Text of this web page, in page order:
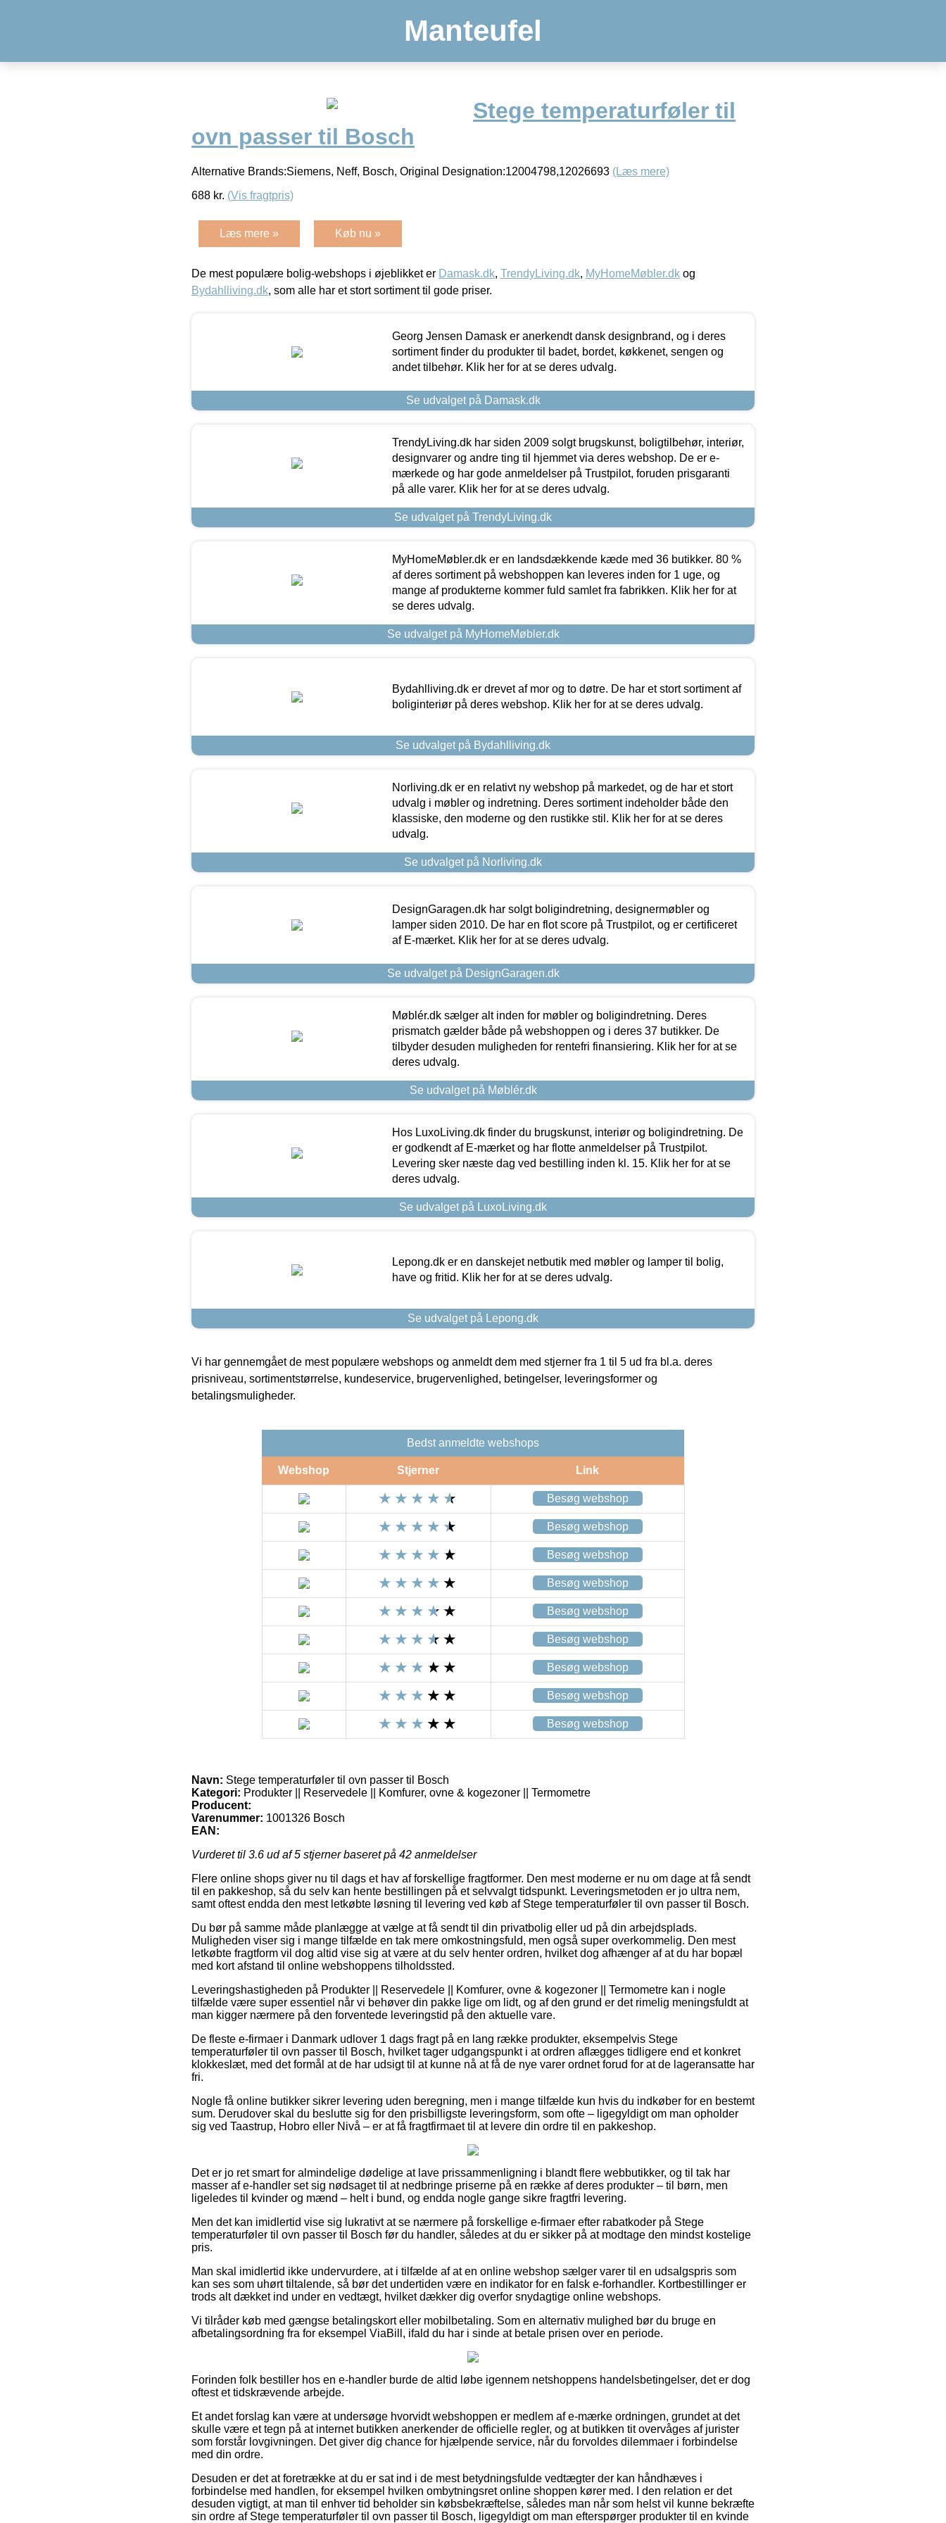
Manteufel
Stege temperaturføler til
ovn passer til Bosch
Alternative Brands:Siemens, Neff, Bosch, Original Designation:12004798,12026693 (Læs mere)
688 kr. (Vis fragtpris)
Læs mere » Køb nu »
De mest populære bolig-webshops i øjeblikket er Damask.dk, TrendyLiving.dk, MyHomeMøbler.dk og
Bydahlliving.dk, som alle har et stort sortiment til gode priser.
Georg Jensen Damask er anerkendt dansk designbrand, og i deres
sortiment finder du produkter til badet, bordet, køkkenet, sengen og
andet tilbehør. Klik her for at se deres udvalg.
Se udvalget på Damask.dk
TrendyLiving.dk har siden 2009 solgt brugskunst, boligtilbehør, interiør,
designvarer og andre ting til hjemmet via deres webshop. De er e-
mærkede og har gode anmeldelser på Trustpilot, foruden prisgaranti
på alle varer. Klik her for at se deres udvalg.
Se udvalget på TrendyLiving.dk
MyHomeMøbler.dk er en landsdækkende kæde med 36 butikker. 80 %
af deres sortiment på webshoppen kan leveres inden for 1 uge, og
mange af produkterne kommer fuld samlet fra fabrikken. Klik her for at
se deres udvalg.
Se udvalget på MyHomeMøbler.dk
Bydahlliving.dk er drevet af mor og to døtre. De har et stort sortiment af
boliginteriør på deres webshop. Klik her for at se deres udvalg.
Se udvalget på Bydahlliving.dk
Norliving.dk er en relativt ny webshop på markedet, og de har et stort
udvalg i møbler og indretning. Deres sortiment indeholder både den
klassiske, den moderne og den rustikke stil. Klik her for at se deres
udvalg.
Se udvalget på Norliving.dk
DesignGaragen.dk har solgt boligindretning, designermøbler og
lamper siden 2010. De har en flot score på Trustpilot, og er certificeret
af E-mærket. Klik her for at se deres udvalg.
Se udvalget på DesignGaragen.dk
Møblér.dk sælger alt inden for møbler og boligindretning. Deres
prismatch gælder både på webshoppen og i deres 37 butikker. De
tilbyder desuden muligheden for rentefri finansiering. Klik her for at se
deres udvalg.
Se udvalget på Møblér.dk
Hos LuxoLiving.dk finder du brugskunst, interiør og boligindretning. De
er godkendt af E-mærket og har flotte anmeldelser på Trustpilot.
Levering sker næste dag ved bestilling inden kl. 15. Klik her for at se
deres udvalg.
Se udvalget på LuxoLiving.dk
Lepong.dk er en danskejet netbutik med møbler og lamper til bolig,
have og fritid. Klik her for at se deres udvalg.
Se udvalget på Lepong.dk
Vi har gennemgået de mest populære webshops og anmeldt dem med stjerner fra 1 til 5 ud fra bl.a. deres
prisniveau, sortimentstørrelse, kundeservice, brugervenlighed, betingelser, leveringsformer og
betalingsmuligheder.
Bedst anmeldte webshops
Webshop Stjerner Link
Besøg webshop
Besøg webshop
Besøg webshop
Besøg webshop
Besøg webshop
Besøg webshop
Besøg webshop
Besøg webshop
Besøg webshop
Navn: Stege temperaturføler til ovn passer til Bosch
Kategori: Produkter || Reservedele || Komfurer, ovne & kogezoner || Termometre
Producent:
Varenummer: 1001326 Bosch
EAN:
Vurderet til 3.6 ud af 5 stjerner baseret på 42 anmeldelser
Flere online shops giver nu til dags et hav af forskellige fragtformer. Den mest moderne er nu om dage at få sendt
til en pakkeshop, så du selv kan hente bestillingen på et selvvalgt tidspunkt. Leveringsmetoden er jo ultra nem,
samt oftest endda den mest letkøbte løsning til levering ved køb af Stege temperaturføler til ovn passer til Bosch.
Du bør på samme måde planlægge at vælge at få sendt til din privatbolig eller ud på din arbejdsplads.
Muligheden viser sig i mange tilfælde en tak mere omkostningsfuld, men også super overkommelig. Den mest
letkøbte fragtform vil dog altid vise sig at være at du selv henter ordren, hvilket dog afhænger af at du har bopæl
med kort afstand til online webshoppens tilholdssted.
Leveringshastigheden på Produkter || Reservedele || Komfurer, ovne & kogezoner || Termometre kan i nogle
tilfælde være super essentiel når vi behøver din pakke lige om lidt, og af den grund er det rimelig meningsfuldt at
man kigger nærmere på den forventede leveringstid på den aktuelle vare.
De fleste e-firmaer i Danmark udlover 1 dags fragt på en lang række produkter, eksempelvis Stege
temperaturføler til ovn passer til Bosch, hvilket tager udgangspunkt i at ordren aflægges tidligere end et konkret
klokkeslæt, med det formål at de har udsigt til at kunne nå at få de nye varer ordnet forud for at de lageransatte har
fri.
Nogle få online butikker sikrer levering uden beregning, men i mange tilfælde kun hvis du indkøber for en bestemt
sum. Derudover skal du beslutte sig for den prisbilligste leveringsform, som ofte – ligegyldigt om man opholder
sig ved Taastrup, Hobro eller Nivå – er at få fragtfirmaet til at levere din ordre til en pakkeshop.
Det er jo ret smart for almindelige dødelige at lave prissammenligning i blandt flere webbutikker, og til tak har
masser af e-handler set sig nødsaget til at nedbringe priserne på en række af deres produkter – til børn, men
ligeledes til kvinder og mænd – helt i bund, og endda nogle gange sikre fragtfri levering.
Men det kan imidlertid vise sig lukrativt at se nærmere på forskellige e-firmaer efter rabatkoder på Stege
temperaturføler til ovn passer til Bosch før du handler, således at du er sikker på at modtage den mindst kostelige
pris.
Man skal imidlertid ikke undervurdere, at i tilfælde af at en online webshop sælger varer til en udsalgspris som
kan ses som uhørt tiltalende, så bør det undertiden være en indikator for en falsk e-forhandler. Kortbestillinger er
trods alt dækket ind under en vedtægt, hvilket dækker dig overfor snydagtige online webshops.
Vi tilråder køb med gængse betalingskort eller mobilbetaling. Som en alternativ mulighed bør du bruge en
afbetalingsordning fra for eksempel ViaBill, ifald du har i sinde at betale prisen over en periode.
Forinden folk bestiller hos en e-handler burde de altid løbe igennem netshoppens handelsbetingelser, det er dog
oftest et tidskrævende arbejde.
Et andet forslag kan være at undersøge hvorvidt webshoppen er medlem af e-mærke ordningen, grundet at det
skulle være et tegn på at internet butikken anerkender de officielle regler, og at butikken tit overvåges af jurister
som forstår lovgivningen. Det giver dig chance for hjælpende service, når du forvoldes dilemmaer i forbindelse
med din ordre.
Desuden er det at foretrække at du er sat ind i de mest betydningsfulde vedtægter der kan håndhæves i
forbindelse med handlen, for eksempel hvilken ombytningsret online shoppen kører med. I den relation er det
desuden vigtigt, at man til enhver tid beholder sin købsbekræftelse, således man når som helst vil kunne bekræfte
sin ordre af Stege temperaturføler til ovn passer til Bosch, ligegyldigt om man efterspørger produkter til en kvinde